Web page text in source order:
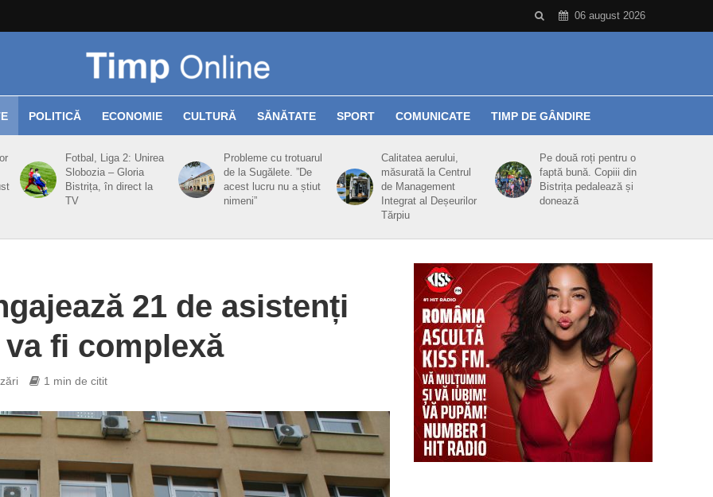
06 august 2026
POLITICĂ ECONOMIE CULTURĂ SĂNĂTATE SPORT COMUNICATE TIMP DE GÂNDIRE
Fotbal, Liga 2: Unirea
Slobozia – Gloria
Bistrița, în direct la
TV
Probleme cu trotuarul
de la Sugălete. ”De
acest lucru nu a știut
nimeni”
Calitatea aerului,
măsurată la Centrul
de Management
Integrat al Deșeurilor
Tărpiu
Pe două roți pentru o
faptă bună. Copiii din
Bistrița pedalează și
donează
21 de asistenți
fi complexă
1 min de citit